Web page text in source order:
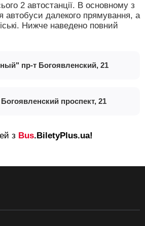
автобуси далекого прямування, а
Нижче наведено повний
пр-т Богоявленский, 21
проспект, 21
з Bus.BiletyPlus.ua!